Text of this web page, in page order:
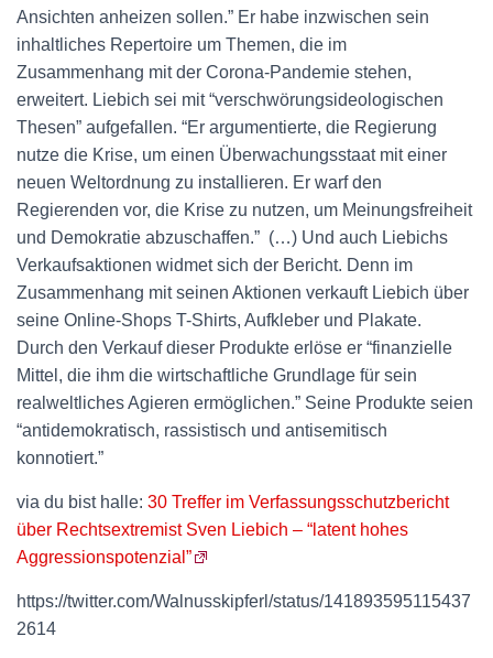
Ansichten anheizen sollen.” Er habe inzwischen sein
inhaltliches Repertoire um Themen, die im
Zusammenhang mit der Corona-Pandemie stehen,
erweitert. Liebich sei mit “verschwörungsideologischen
Thesen” aufgefallen. “Er argumentierte, die Regierung
nutze die Krise, um einen Überwachungsstaat mit einer
neuen Weltordnung zu installieren. Er warf den
Regierenden vor, die Krise zu nutzen, um Meinungsfreiheit
und Demokratie abzuschaffen.” (…) Und auch Liebichs
Verkaufsaktionen widmet sich der Bericht. Denn im
Zusammenhang mit seinen Aktionen verkauft Liebich über
seine Online-Shops T-Shirts, Aufkleber und Plakate.
Durch den Verkauf dieser Produkte erlöse er “finanzielle
Mittel, die ihm die wirtschaftliche Grundlage für sein
realweltliches Agieren ermöglichen.” Seine Produkte seien
“antidemokratisch, rassistisch und antisemitisch
konnotiert.”
via du bist halle: 30 Treffer im Verfassungsschutzbericht
über Rechtsextremist Sven Liebich – “latent hohes
Aggressionspotenzial”
https://twitter.com/Walnusskipferl/status/141893595115437
2614